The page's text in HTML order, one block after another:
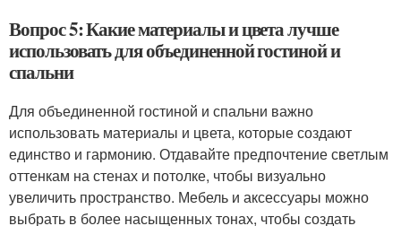
Вопрос 5: Какие материалы и цвета лучше
использовать для объединенной гостиной и
спальни
Для объединенной гостиной и спальни важно
использовать материалы и цвета, которые создают
единство и гармонию. Отдавайте предпочтение светлым
оттенкам на стенах и потолке, чтобы визуально
увеличить пространство. Мебель и аксессуары можно
выбрать в более насыщенных тонах, чтобы создать